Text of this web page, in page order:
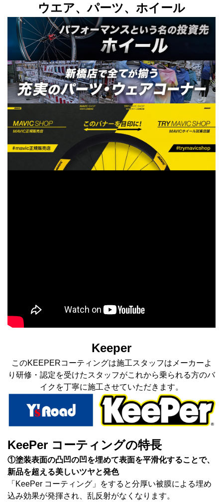
ウエア、パーツ、ホイール
Keeper
このKEEPERコーティングは施工スタッフはメーカーよ
り研修・認定を受けたスタッフがこれから乗られる方のバ
イクを丁寧に施工させていただきます。
KeePer コーティングの特長
①塗装表面の凸凹の凹を埋めて表面を平滑化することで、
新品を超える美しいツヤと発色
「KeePer コーティング」をすると分厚い被膜による埋め
込み効果が発揮され、乱反射がなくなります。